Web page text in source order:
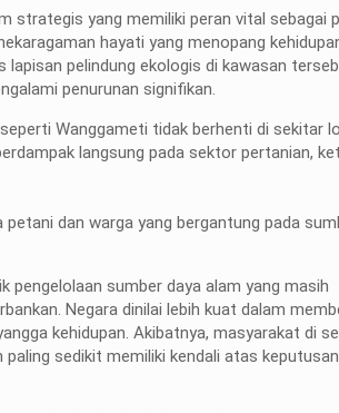
strategis yang memiliki peran vital sebagai
hayati yang menopang
pelindung ekologis di kawasan
penurunan signifikan.
Wanggameti tidak berhenti di sekitar
langsung pada sektor pertanian,
dan warga yang bergantung pada
pengelolaan sumber daya alam yang masih
Negara dinilai lebih kuat dalam
kehidupan. Akibatnya, masyarakat di
sedikit memiliki kendali atas